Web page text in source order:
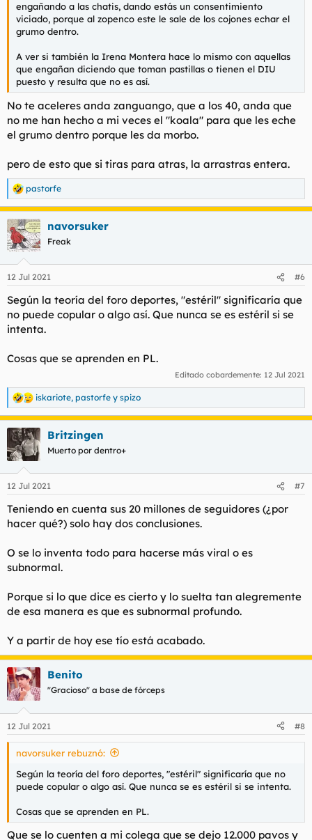
engañando a las chatis, dando estás un consentimiento
viciado, porque al zopenco este le sale de los cojones echar el
grumo dentro.
A ver si también la Irena Montera hace lo mismo con aquellas
que engañan diciendo que toman pastillas o tienen el DIU
puesto y resulta que no es así.
No te aceleres anda zanguango, que a los 40, anda que
no me han hecho a mi veces el "koala" para que les eche
el grumo dentro porque les da morbo.
pero de esto que si tiras para atras, la arrastras entera.
R
e
a
c
c
i
e
:
pastorfe
navorsuker
Freak
12 Jul 2021 #6
Según la teoría del foro deportes, "estéril" significaría que
no puede copular o algo así. Que nunca se es estéril si se
intenta.
Cosas que se aprenden en PL.
Editado cobardemente: 12 Jul 2021
R
e
a
c
c
i
e
:
iskariote, pastorfe y spizo
Britzingen
Muerto por dentro+
12 Jul 2021 #7
Teniendo en cuenta sus 20 millones de seguidores (¿por
hacer qué?) solo hay dos conclusiones.
O se lo inventa todo para hacerse más viral o es
subnormal.
Porque si lo que dice es cierto y lo suelta tan alegremente
de esa manera es que es subnormal profundo.
Y a partir de hoy ese tío está acabado.
Benito
"Gracioso" a base de fórceps
12 Jul 2021 #8
navorsuker rebuznó:
Según la teoría del foro deportes, "estéril" significaría que no
puede copular o algo así. Que nunca se es estéril si se intenta.
Cosas que se aprenden en PL.
Que se lo cuenten a mi colega que se dejo 12.000 pavos y